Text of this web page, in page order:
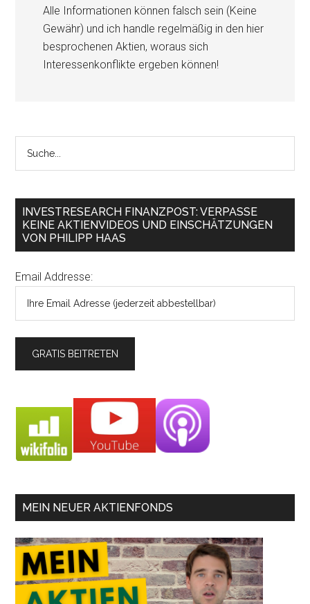
Alle Informationen können falsch sein (Keine
Gewähr) und ich handle regelmäßig in den hier
besprochenen Aktien, woraus sich
Interessenkonflikte ergeben können!
INVESTRESEARCH FINANZPOST: VERPASSE
KEINE AKTIENVIDEOS UND EINSCHÄTZUNGEN
VON PHILIPP HAAS
Email Addresse:
MEIN NEUER AKTIENFONDS